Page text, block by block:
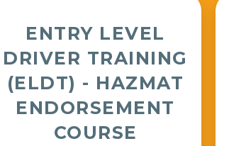
ENTRY LEVEL
DRIVER TRAINING
(ELDT) - HAZMAT
ENDORSEMENT
COURSE